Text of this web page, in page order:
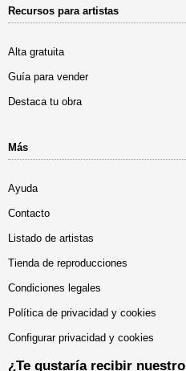
Recursos para artistas
Alta gratuita
Guía para vender
Destaca tu obra
Más
Ayuda
Contacto
Listado de artistas
Tienda de reproducciones
Condiciones legales
Política de privacidad y cookies
Configurar privacidad y cookies
¿Te gustaría recibir nuestro